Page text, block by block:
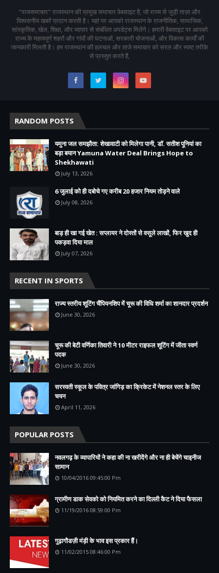
"राजसमाचार" राजस्थान की प्रमुख समाचार वेबसाइट है, जो राज्य से जुड़ी ताज़ा और
विश्वसनीय खबरें प्रदान करती है। यहां पर आपको राजस्थान के राजनीतिक, सामाजिक,
सांस्कृतिक, खेल, शिक्षा, और व्यापार से संबंधित अपडेट्स मिलेंगे। हमारी वेबसाइट पर आपको
राज्य के महत्वपूर्ण शहरों और गांवों की घटनाओं, सरकारी योजनाओं, और विकास कार्यों की
जानकारी मिलती है। हम राजस्थान की हलचल और ताजे समाचार को सरल और स्पष्ट तरीके
से प्रस्तुत करते हैं,
RANDOM POSTS
यमुना जल समझौता: शेखावाटी को मिलेगा पानी, डॉ. सतीश पूनियां का
बड़ा बयान Yamuna Water Deal Brings Hope to
Shekhawati
July 13, 2026
6 जुलाई को ही दबोचे गए करीब 20 हजार नियम तोड़ने वाले
July 08, 2026
बाड़ ही खा गई खेत : सप्लायर ने दोस्तों से वसूले लाखों, फिर खुद ही
पकड़वा दिया माल
July 07, 2026
RECENT IN SPORTS
राज्य स्तरीय शूटिंग चैंपियनशिप में चूरू की विधि शर्मा का शानदार प्रदर्शन
June 30, 2026
चूरू की बेटी वर्णिका तिवारी ने 10 मीटर राइफल शूटिंग में जीता स्वर्ण
पदक
June 30, 2026
सरस्वती स्कूल के पवित्र जांगिड़ का क्रिकेट में नेशनल स्तर के लिए
चयन
April 11, 2026
POPULAR POSTS
नवलगढ़ के व्यापारियों ने कहा की ना खरीदेंगे और ना ही बेचेंगे चाइनीज
सामान
10/04/2016 09:45:00 Pm
ग्रामीण डाक सेवको को नियमित करने का दिल्ली कैट ने दिया फैसला
11/19/2016 08:59:00 Pm
गुढ़ागौडज़ी मंड़ी के भाव इस प्रकार हैं।
11/02/2015 08:46:00 Pm